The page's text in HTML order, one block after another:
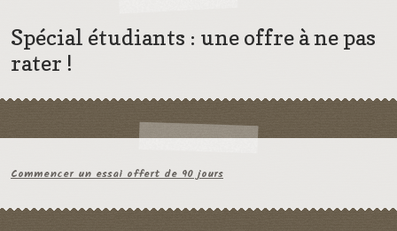
Spécial étudiants : une offre à ne pas
rater !
Commencer un essai offert de 90 jours